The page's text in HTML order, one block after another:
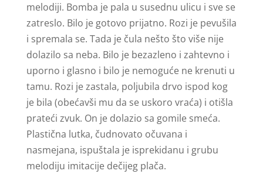
melodiji. Bomba je pala u susednu ulicu i sve se
zatreslo. Bilo je gotovo prijatno. Rozi je pevušila
i spremala se. Tada je čula nešto što više nije
dolazilo sa neba. Bilo je bezazleno i zahtevno i
uporno i glasno i bilo je nemoguće ne krenuti u
tamu. Rozi je zastala, poljubila drvo ispod kog
je bila (obećavši mu da se uskoro vraća) i otišla
prateći zvuk. On je dolazio sa gomile smeća.
Plastična lutka, čudnovato očuvana i
nasmejana, ispuštala je isprekidanu i grubu
melodiju imitacije dečijeg plača.